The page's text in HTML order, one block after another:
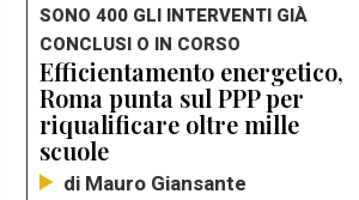
SONO 400 GLI INTERVENTI GIÀ
CONCLUSI O IN CORSO
Efficientamento energetico,
Roma punta sul PPP per
riqualificare oltre mille
scuole
di Mauro Giansante